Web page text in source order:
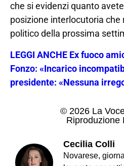
che si evidenzi quanto
posizione interlocutoria
politico della prossima
LEGGI ANCHE Ex fuoco
Fonzo: «Incarico
presidente: «Nessuna
© 2026 La
Riproduzione
Cecilia Colli
Novarese,